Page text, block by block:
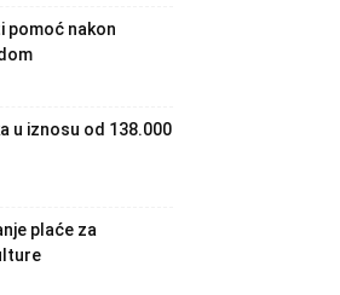
pomoć nakon
u iznosu od 138.000
plaće za